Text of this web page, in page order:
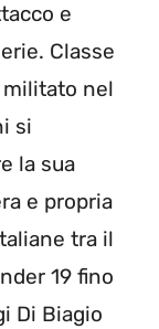
e
Classe
militato nel
si
la sua
e propria
tra il
19 fino
Di Biagio